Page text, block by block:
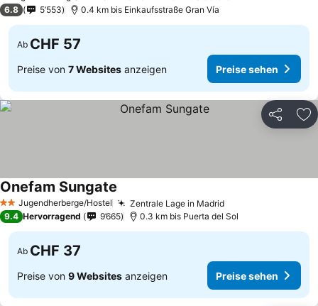
6.8 5’553 0.4 km bis Einkaufsstraße Gran Vía
Ab CHF 57
Preise von 7 Websites anzeigen Preise sehen
Teilen
2 SterneJugendherberge/Hostel Zentrale Lage in MadridPreise sehen
Onefam Sungate
9.4 Hervorragend 9’665 0.3 km bis Puerta del Sol
Ab CHF 37
Preise von 9 Websites anzeigen Preise sehen